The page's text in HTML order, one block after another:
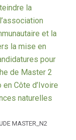
la
et la
la mise en
pour
de Master 2
Côte d’Ivoire
naturelles
MASTER_N2